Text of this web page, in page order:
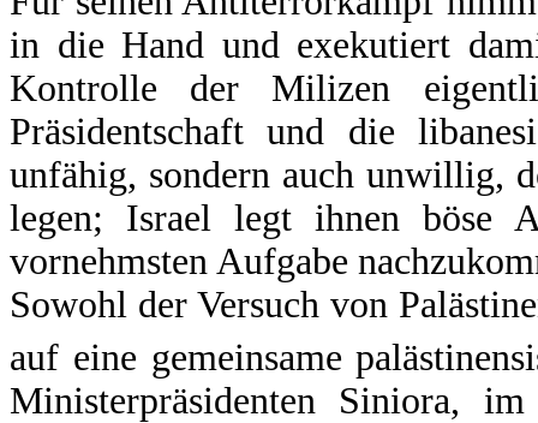
in die Hand und exekutiert
Kontrolle der Milizen
Präsidentschaft und die
unfähig, sondern auch unwillig,
legen; Israel legt ihnen böse
vornehmsten Aufgabe
Sowohl der Versuch von
auf eine gemeinsame
Ministerpräsidenten Siniora,